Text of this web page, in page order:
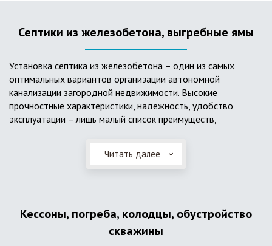
Септики из железобетона, выгребные ямы
Установка септика из железобетона – один из самых
оптимальных вариантов организации автономной
канализации загородной недвижимости. Высокие
прочностные характеристики, надежность, удобство
эксплуатации – лишь малый список преимуществ,
Он независим от источников электроэнергии, прост в
применении, и стоек к внешним механическим
достоинства обуславливают большую популярность
септика из железобетонных колец.
Читать далее
Кессоны, погреба, колодцы, обустройство
скважины